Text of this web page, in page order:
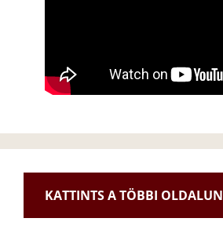
KATTINTS A TÖBBI